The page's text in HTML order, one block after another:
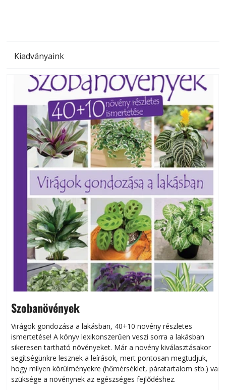
Kiadványaink
Szobanövények
Virágok gondozása a lakásban, 40+10 növény részletes
ismertetése! A könyv lexikonszerűen veszi sorra a lakásban
sikeresen tart­ha­tó növényeket. Már a növény kiválasztásakor
segítségünkre lesznek a leírások, mert pontosan megtudjuk,
hogy milyen körülményekre (hőmérséklet, páratartalom stb.) van
szüksége a növénynek az egészséges fejlődéshez.